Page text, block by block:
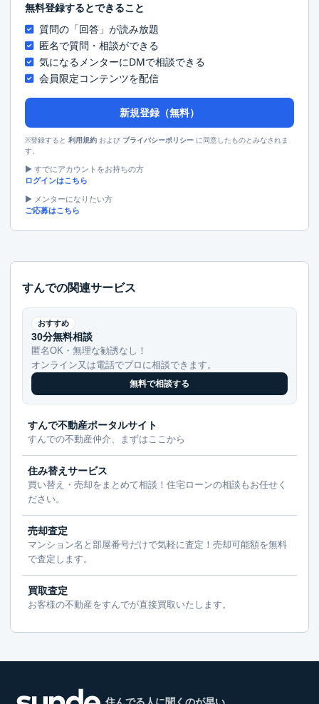
すんでの関連サービス
おすすめ
30分無料相談
匿名OK・無理な勧誘なし！
オンライン又は電話でプロに相談できます。
無料で相談する
すんで不動産ポータルサイト
すんでの不動産仲介、まずはここから
住み替えサービス
買い替え・売却をまとめて相談！住宅ローンの相談もお任せく
ださい。
売却査定
マンション名と部屋番号だけで気軽に査定！売却可能額を無料
で査定します。
買取査定
お客様の不動産をすんでが直接買取いたします。
無料登録するとできること
質問の「回答」が読み放題
匿名で質問・相談ができる
気になるメンターにDMで相談できる
会員限定コンテンツを配信
新規登録（無料）
※登録すると 利用規約 および プライバシーポリシー に同意したものとみなされま
す。
▶︎ すでにアカウントをお持ちの方
ログインはこちら
▶︎ メンターになりたい方
ご応募はこちら
住んでる人に聞くのが早い